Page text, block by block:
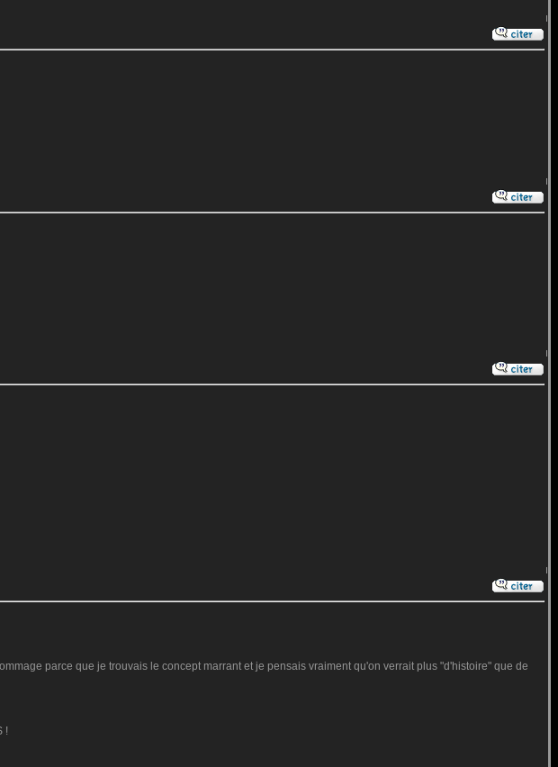
parce que je trouvais le concept marrant et je pensais vraiment qu'on verrait plus "d'histoire" que de
!